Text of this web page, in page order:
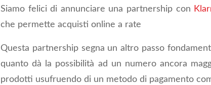
Siamo felici di annunciare una partnership con
che permette acquisti online a rate
Questa partnership segna un altro passo
quanto dà la possibilità ad un numero ancora
prodotti usufruendo di un metodo di pagamento